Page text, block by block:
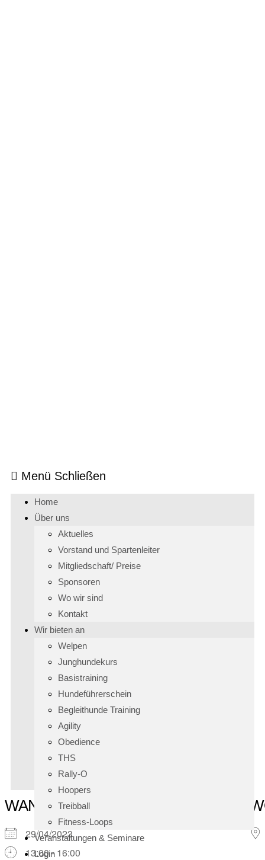
Menü Schließen
Home
Über uns
Aktuelles
Vorstand und Spartenleiter
Mitgliedschaft/ Preise
Sponsoren
Wo wir sind
Kontakt
Wir bieten an
Welpen
Junghundekurs
Basistraining
Hundeführerschein
Begleithunde Training
Agility
Obedience
THS
Rally-O
Hoopers
Treibball
Fitness-Loops
Veranstaltungen & Seminare
Login
WANN
29/04/2023
13:00 - 16:00